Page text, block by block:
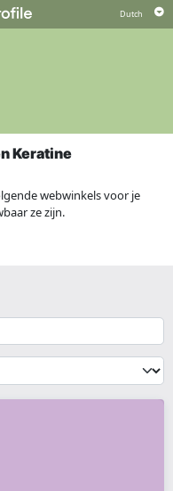
Keratine
webwinkels voor je
ze zijn.